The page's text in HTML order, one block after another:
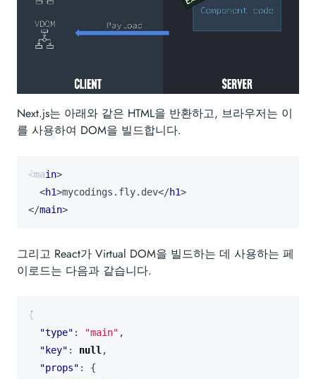
Next.js는 아래와 같은 HTML을 반환하고, 브라우저는 이
를 사용하여 DOM을 빌드합니다.
<main>
<h1>mycodings.fly.dev</h1>
</main>
그리고 React가 Virtual DOM을 빌드하는 데 사용하는 페
이로드는 다음과 같습니다.
{
"type" : "main" ,
"key" : null,
"props" :
{